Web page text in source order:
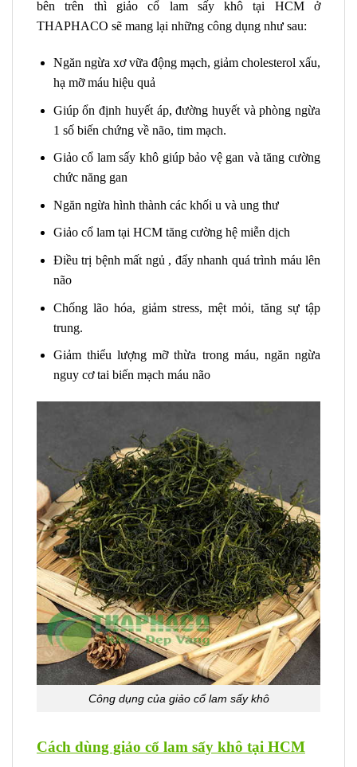
bên trên thì giảo cổ lam sấy khô tại HCM ở
THAPHACO sẽ mang lại những công dụng như sau:
Ngăn ngừa xơ vữa động mạch, giảm cholesterol xấu,
hạ mỡ máu hiệu quả
Giúp ổn định huyết áp, đường huyết và phòng ngừa
1 số biến chứng về não, tim mạch.
Giảo cổ lam sấy khô giúp bảo vệ gan và tăng cường
chức năng gan
Ngăn ngừa hình thành các khối u và ung thư
Giảo cổ lam tại HCM tăng cường hệ miễn dịch
Điều trị bệnh mất ngủ , đẩy nhanh quá trình máu lên
não
Chống lão hóa, giảm stress, mệt mỏi, tăng sự tập
trung.
Giảm thiểu lượng mỡ thừa trong máu, ngăn ngừa
nguy cơ tai biến mạch máu não
Công dụng của giảo cổ lam sấy khô
Cách dùng giảo cổ lam sấy khô tại HCM